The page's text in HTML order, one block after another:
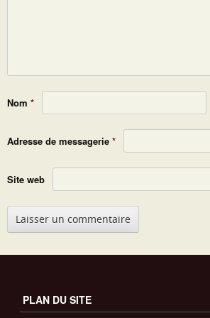
Nom *
Adresse de messagerie *
Site web
PLAN DU SITE